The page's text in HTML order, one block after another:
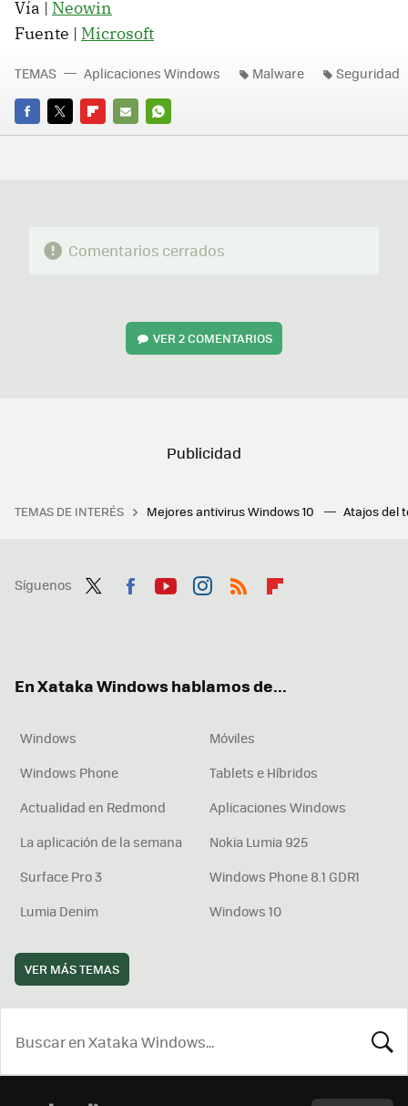
Vía | Neowin
Fuente | Microsoft
FACEBOOK
TWITTERFLIPBOARD
E-
WHATSAPP
TEMAS Aplicaciones Windows Malware Seguridad
Comentarios cerrados
VER2 COMENTARIOS
TEMAS DE INTERÉS Mejores antivirus Windows 10 Atajos del
Síguenos
En Xataka Windows hablamos de...
Windows
Móviles
Windows Phone
Tablets e Híbridos
Actualidad en Redmond
Aplicaciones Windows
La aplicación de la semana
Nokia Lumia 925
Surface Pro 3
Windows Phone 8.1 GDR1
Lumia Denim
Windows 10
VER MÁS TEMAS